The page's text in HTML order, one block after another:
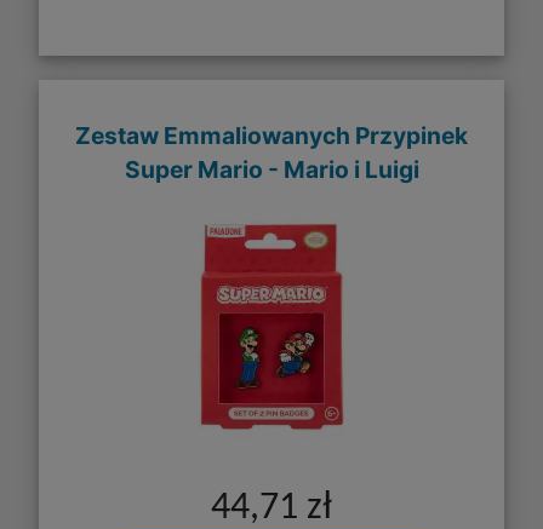
Zestaw Emmaliowanych Przypinek
Super Mario - Mario i Luigi
44,71 zł